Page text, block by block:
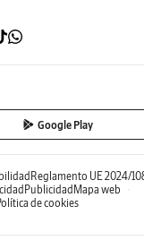
Google Play
Reglamento UE 2024/
Publicidad Mapa web
de cookies